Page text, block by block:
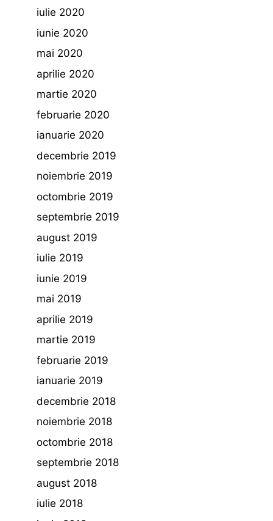
iulie 2020
iunie 2020
mai 2020
aprilie 2020
martie 2020
februarie 2020
ianuarie 2020
decembrie 2019
noiembrie 2019
octombrie 2019
septembrie 2019
august 2019
iulie 2019
iunie 2019
mai 2019
aprilie 2019
martie 2019
februarie 2019
ianuarie 2019
decembrie 2018
noiembrie 2018
octombrie 2018
septembrie 2018
august 2018
iulie 2018